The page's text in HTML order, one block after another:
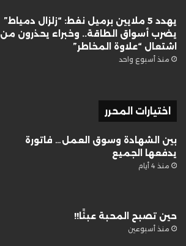
يهدد 5 ملايين برميل نفط: “زلزال دمياط”
يضرب أسواق الطاقة.. وخبراء يحذرون من
اشتعال “علاوة المخاطر”
منذ أسبوع واحد
اختيارات المحرر
بين الشهادة وسوق العمل… فاتورة
يدفعها الجميع
منذ 4 أيام
حين تصبح المحبة عبئًا!!
منذ أسبوعين